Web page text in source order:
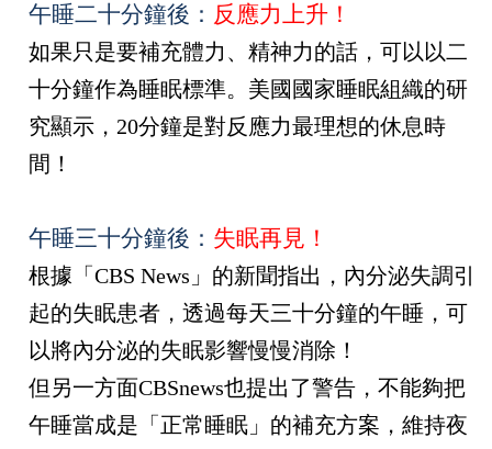
午睡二十分鐘後： 反應力上升！
如果只是要補充體力、精神力的話，可以以二
十分鐘作為睡眠標準。美國國家睡眠組織的研
究顯示， 20分鐘是對反應力最理想的休息時
間！
午睡三十分鐘後： 失眠再見！
根據「 CBS News 」的新聞指出，內分泌失調引
起的失眠患者，透過每天三十分鐘的午睡，可
以將內分泌的失眠影響慢慢消除！
但另一方面CBSnews也提出了警告，不能夠把
午睡當成是「正常睡眠」的補充方案，維持夜